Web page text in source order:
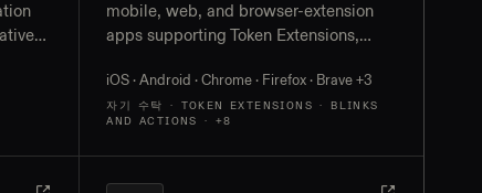
mobile, web, and browser-extension
apps supporting Token Extensions,
staking, and NFTs, plus the Solflare
Shield hardware card and a gasless
iOS · Android · Chrome · Firefox · Brave+3
자기 수탁 · TOKEN EXTENSIONS · BLINKS
AND ACTIONS
· +8